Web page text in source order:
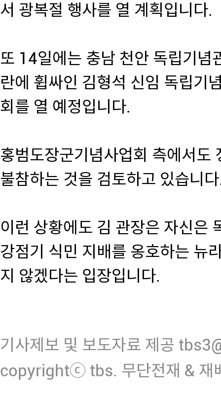
서 광복절 행사를 열 계획입니다.
또 14일에는 충남 천안 독립기념
란에 휩싸인 김형석 신임 독립기
회를 열 예정입니다.
홍범도장군기념사업회 측에서도
불참하는 것을 검토하고 있습니
이런 상황에도 김 관장은 자신은
강점기 식민 지배를 옹호하는 뉴
지 않겠다는 입장입니다.
기사제보 및 보도자료 제공
copyrightⓒ tbs. 무단전재 & 재